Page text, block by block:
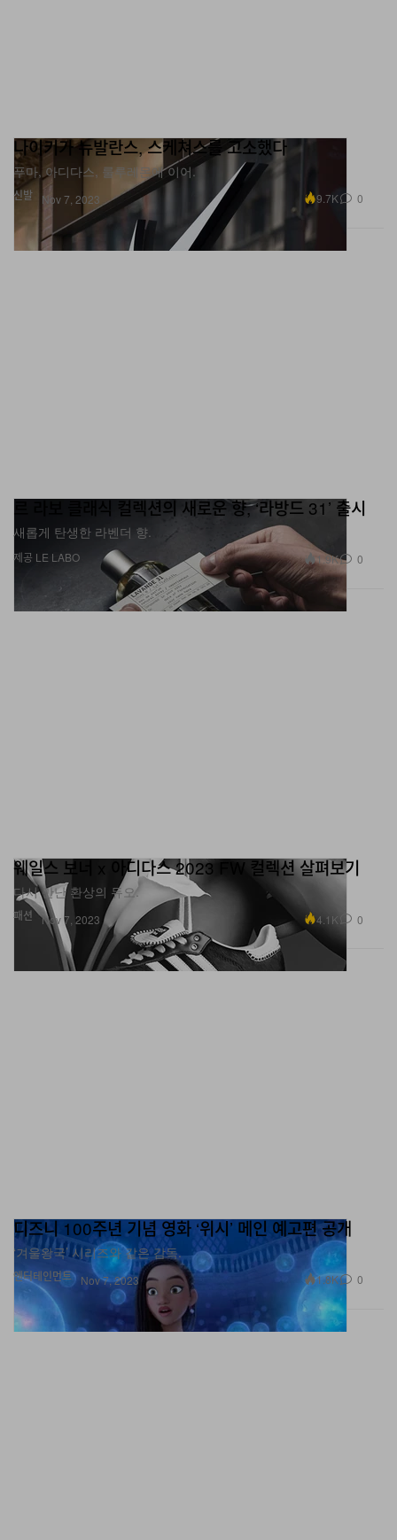
신발
나이키가 뉴발란스, 스케쳐스를 고소했다
푸마, 아디다스, 룰루레몬에 이어.
Nov 7, 2023 9.7K 0
르 라보 클래식 컬렉션의 새로운 향, ‘라방드 31’ 출시
새롭게 탄생한 라벤더 향.
제공 LE LABO 1.9K 0
패션
웨일스 보너 x 아디다스 2023 FW 컬렉션 살펴보기
다시 만난 환상의 듀오.
Nov 7, 2023 4.1K 0
엔터테인먼트
디즈니 100주년 기념 영화 ‘위시’ 메인 예고편 공개
‘겨울왕국’ 시리즈와 같은 감독.
Nov 7, 2023 1.8K 0